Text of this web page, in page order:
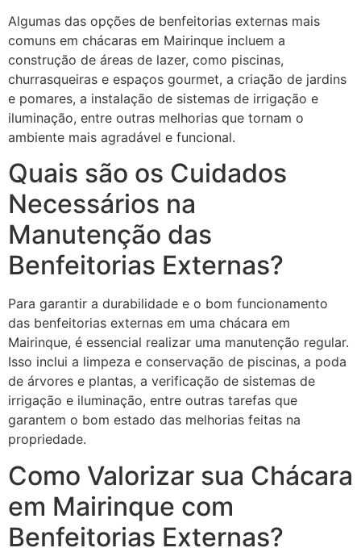
Algumas das opções de benfeitorias externas mais
comuns em chácaras em Mairinque incluem a
construção de áreas de lazer, como piscinas,
churrasqueiras e espaços gourmet, a criação de jardins
e pomares, a instalação de sistemas de irrigação e
iluminação, entre outras melhorias que tornam o
ambiente mais agradável e funcional.
Quais são os Cuidados
Necessários na
Manutenção das
Benfeitorias Externas?
Para garantir a durabilidade e o bom funcionamento
das benfeitorias externas em uma chácara em
Mairinque, é essencial realizar uma manutenção regular.
Isso inclui a limpeza e conservação de piscinas, a poda
de árvores e plantas, a verificação de sistemas de
irrigação e iluminação, entre outras tarefas que
garantem o bom estado das melhorias feitas na
propriedade.
Como Valorizar sua Chácara
em Mairinque com
Benfeitorias Externas?